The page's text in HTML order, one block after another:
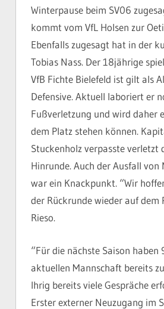
Winterpause beim SV06
kommt vom VfL Holsen zur
Ebenfalls zugesagt hat in der
Tobias Nass. Der 18jährige
VfB Fichte Bielefeld ist gilt als
Defensive. Aktuell laboriert er
Fußverletzung und wird daher
dem Platz stehen können.
Stuckenholz verpasste verletzt
Hinrunde. Auch der Ausfall von
war ein Knackpunkt. “Wir
der Rückrunde wieder auf dem
Rieso.
“Für die nächste Saison haben
aktuellen Mannschaft bereits
Ihrig bereits viele Gespräche
Erster externer Neuzugang im